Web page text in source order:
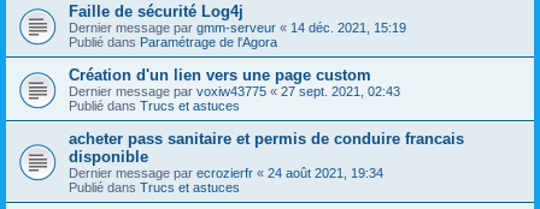
Faille de sécurité Log4j
Dernier message par gmm-serveur « 14 déc. 2021, 15:19
Publié dans Paramétrage de l'Agora
Création d'un lien vers une page custom
Dernier message par voxiw43775 « 27 sept. 2021, 02:43
Publié dans Trucs et astuces
acheter pass sanitaire et permis de conduire francais
disponible
Dernier message par ecrozierfr « 24 août 2021, 19:34
Publié dans Trucs et astuces